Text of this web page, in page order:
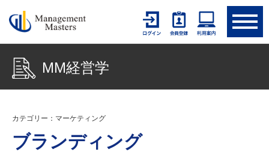
MM経営学
カテゴリー：マーケティング
ブランディング